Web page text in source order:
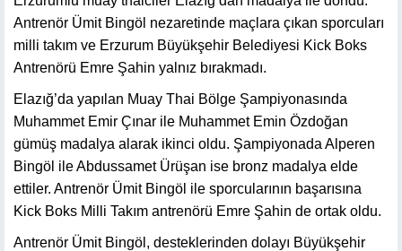
Antrenör Ümit Bingöl nezaretinde maçlara çıkan sporcuları
milli takım ve Erzurum Büyükşehir Belediyesi Kick Boks
Antrenörü Emre Şahin yalnız bırakmadı.
Elazığ’da yapılan Muay Thai Bölge Şampiyonasında
Muhammet Emir Çınar ile Muhammet Emin Özdoğan
gümüş madalya alarak ikinci oldu. Şampiyonada Alperen
Bingöl ile Abdussamet Ürüşan ise bronz madalya elde
ettiler. Antrenör Ümit Bingöl ile sporcularının başarısına
Kick Boks Milli Takım antrenörü Emre Şahin de ortak oldu.
Antrenör Ümit Bingöl, desteklerinden dolayı Büyükşehir